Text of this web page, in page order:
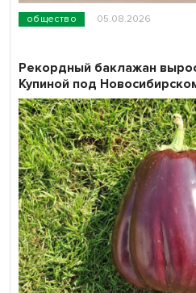
общество 05.08.2026
Рекордный баклажан
Купиной под